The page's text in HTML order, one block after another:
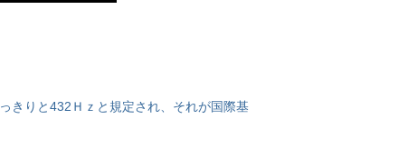
きりと432Ｈｚと規定され、それが国際基